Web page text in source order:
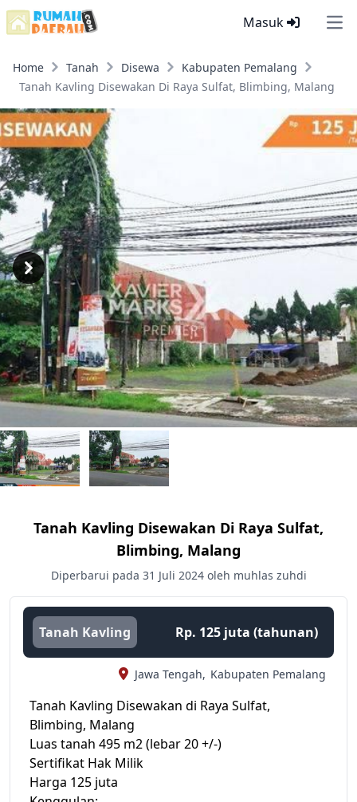
Masuk
Home Tanah Disewa
Kabupaten Pemalang
Tanah Kavling Disewakan Di Raya Sulfat, Blimbing, Malang
Previous
Next
Tanah Kavling Disewakan Di Raya Sulfat,
Blimbing, Malang
Diperbarui pada 31 Juli 2024 oleh muhlas zuhdi
Tanah Kavling Rp. 125 juta (tahunan)
Jawa Tengah, Kabupaten Pemalang
Tanah Kavling Disewakan di Raya Sulfat,
Blimbing, Malang
Luas tanah 495 m2 (lebar 20 +/-)
Sertifikat Hak Milik
Harga 125 juta